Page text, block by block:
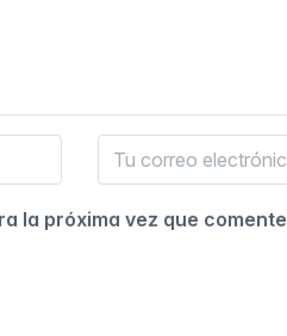
la próxima vez que